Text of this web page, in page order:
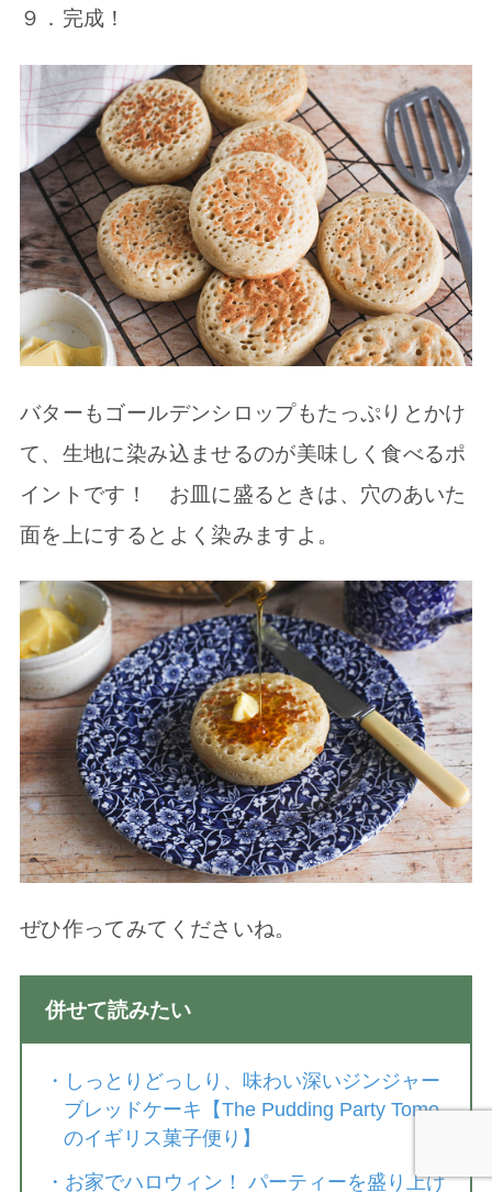
９．完成！
バターもゴールデンシロップもたっぷりとかけ
て、生地に染み込ませるのが美味しく食べるポ
イントです！ お皿に盛るときは、穴のあいた
面を上にするとよく染みますよ。
ぜひ作ってみてくださいね。
併せて読みたい
・ しっとりどっしり、味わい深いジンジャー
ブレッドケーキ【The Pudding Party Tomo
のイギリス菓子便り】
・ お家でハロウィン！ パーティーを盛り上げ